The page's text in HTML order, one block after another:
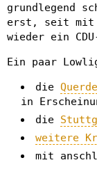
grundlegend
erst, seit mit
wieder ein
Ein paar
die
in
die
weitere
mit